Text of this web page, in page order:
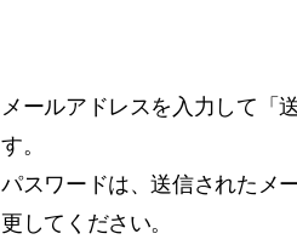
メールアドレスを入力して「
す。
パスワードは、送信されたメ
更してください。